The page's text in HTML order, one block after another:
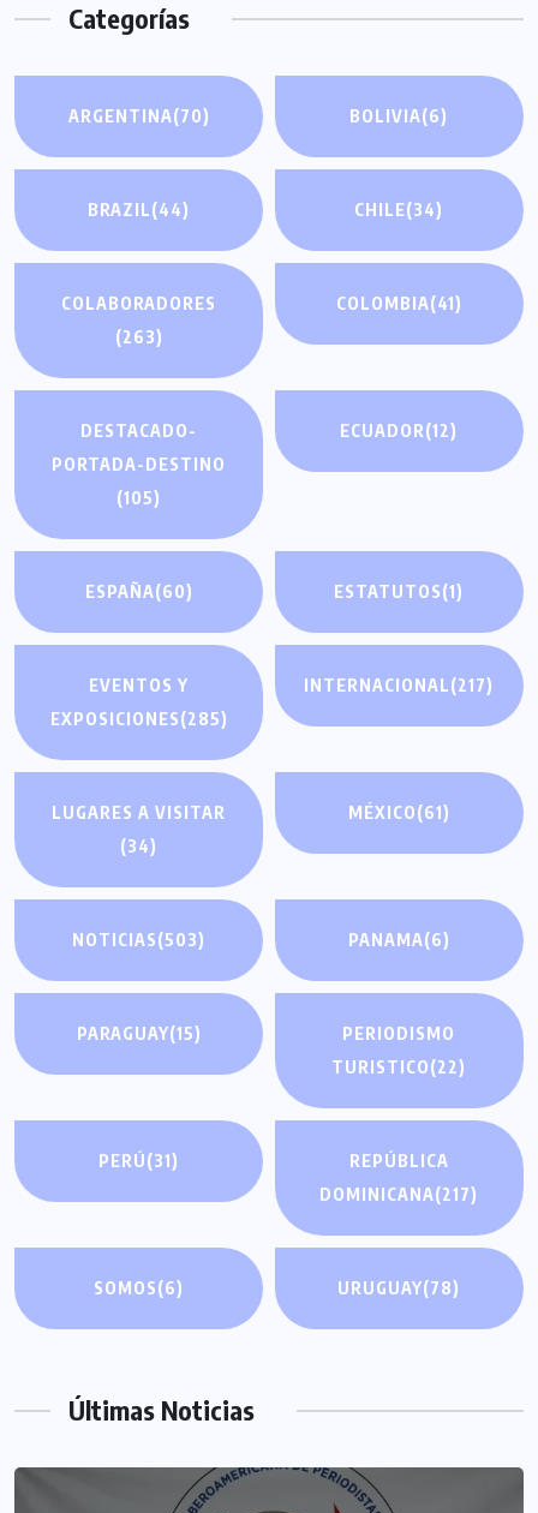
Categorías
ARGENTINA(70) BOLIVIA(6)
BRAZIL(44) CHILE(34)
COLABORADORES
(263)
COLOMBIA(41)
DESTACADO-
PORTADA-DESTINO
(105)
ECUADOR(12)
ESPAÑA(60) ESTATUTOS(1)
EVENTOS Y
EXPOSICIONES(285)
INTERNACIONAL(217)
LUGARES A VISITAR
(34)
MÉXICO(61)
NOTICIAS(503) PANAMA(6)
PARAGUAY(15)
PERIODISMO
TURISTICO(22)
PERÚ(31)
REPÚBLICA
DOMINICANA(217)
SOMOS(6) URUGUAY(78)
Últimas Noticias